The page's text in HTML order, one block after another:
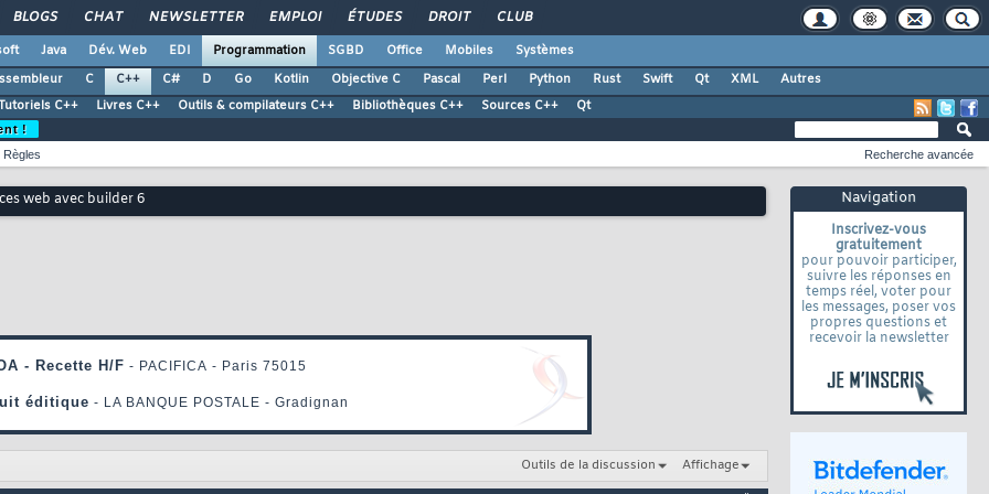
BLOGS CHAT NEWSLETTER EMPLOI ÉTUDES DROIT CLUB
Java Dév. Web EDI Programmation SGBD Office Mobiles
Systèmes
C C++ C# D Go Kotlin Objective C Pascal Perl Python Rust Swift Qt XML
Autres
C++
Livres C++ Outils & compilateurs C++ Bibliothèques C++ Sources C++ Qt
Navigation
Inscrivez-vous
gratuitement
pour pouvoir participer,
suivre les réponses en
temps réel, voter pour
les messages, poser vos
propres questions et
recevoir la newsletter
!
Règles
Recherche avancée
web avec builder 6
Outils de la discussion Affichage